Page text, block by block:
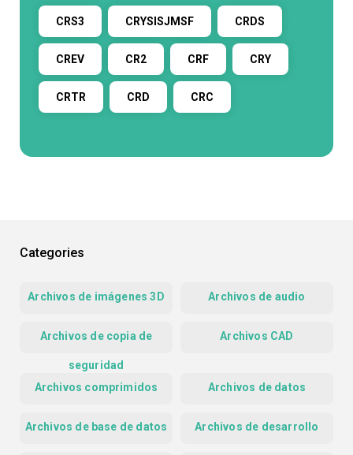
CRS3 CRYSISJMSF CRDS
CREV CR2 CRF CRY
CRTR CRD CRC
Categories
Archivos de imágenes 3D Archivos de audio
Archivos de copia de
seguridad
Archivos CAD
Archivos comprimidos Archivos de datos
Archivos de base de datos Archivos de desarrollo